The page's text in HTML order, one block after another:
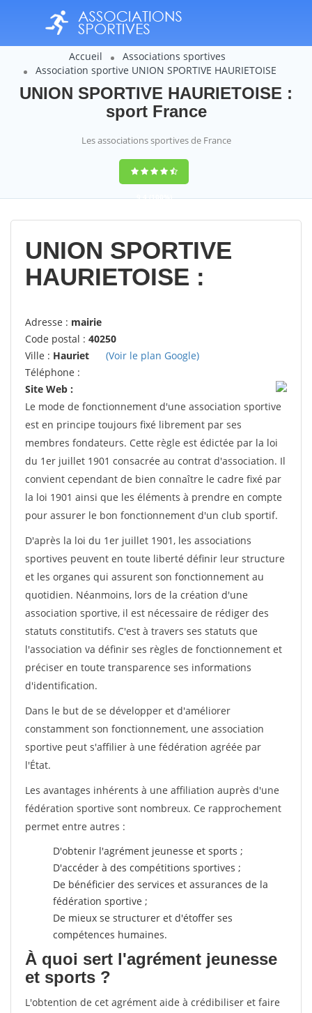
Accueil
Associations sportives
Association sportive UNION SPORTIVE HAURIETOISE
UNION SPORTIVE HAURIETOISE :
sport France
Les associations sportives de France
9,4(100%)
14358votes
UNION SPORTIVE
HAURIETOISE :
Adresse : mairie
Code postal : 40250
Ville : Hauriet
(Voir le plan Google)
Téléphone :
Site Web :
Le mode de fonctionnement d'une association sportive
est en principe toujours fixé librement par ses
membres fondateurs. Cette règle est édictée par la loi
du 1er juillet 1901 consacrée au contrat d'association. Il
convient cependant de bien connaître le cadre fixé par
la loi 1901 ainsi que les éléments à prendre en compte
pour assurer le bon fonctionnement d'un club sportif.
D'après la loi du 1er juillet 1901, les associations
sportives peuvent en toute liberté définir leur structure
et les organes qui assurent son fonctionnement au
quotidien. Néanmoins, lors de la création d'une
association sportive, il est nécessaire de rédiger des
statuts constitutifs. C'est à travers ses statuts que
l'association va définir ses règles de fonctionnement et
préciser en toute transparence ses informations
d'identification.
Dans le but de se développer et d'améliorer
constamment son fonctionnement, une association
sportive peut s'affilier à une fédération agréée par
l'État.
Les avantages inhérents à une affiliation auprès d'une
fédération sportive sont nombreux. Ce rapprochement
permet entre autres :
D'obtenir l'agrément jeunesse et sports ;
D'accéder à des compétitions sportives ;
De bénéficier des services et assurances de la
fédération sportive ;
De mieux se structurer et d'étoffer ses
compétences humaines.
À quoi sert l'agrément jeunesse
et sports ?
L'obtention de cet agrément aide à crédibiliser et faire